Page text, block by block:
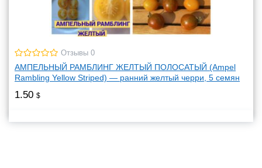
Отзывы 0
АМПЕЛЬНЫЙ РАМБЛИНГ ЖЕЛТЫЙ ПОЛОСАТЫЙ (Ampel
Rambling Yellow Striped) — ранний желтый черри, 5 семян
1.50 $